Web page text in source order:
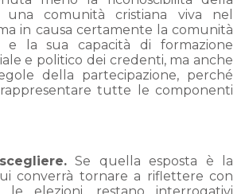
una comunità cristiana viva nel
in causa certamente la comunità
e la sua capacità di formazione
e politico dei credenti, ma anche
della partecipazione, perché
tutte le componenti
Se quella esposta è la
converrà tornare a riflettere con